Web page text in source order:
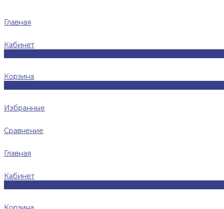
Главная
Кабинет
Корзина
Избранные
Сравнение
Главная
Кабинет